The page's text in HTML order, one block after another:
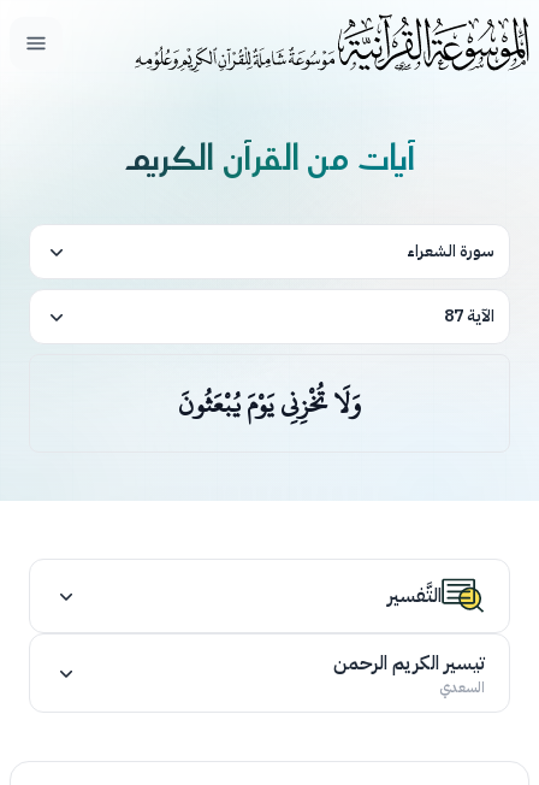
فتح
آيات من القرآن الكريم
سورة الشعراء
الآية 87
وَلَا تُخْزِنِي يَوْمَ يُبْعَثُونَ
التَّفسير
تيسير الكريم الرحمن
السعدي